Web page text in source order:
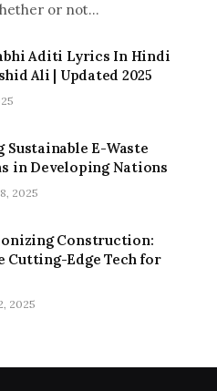
or not…
Aditi Lyrics In Hindi
Ali | Updated 2025
Sustainable E-Waste
in Developing Nations
2025
Construction:
Cutting-Edge Tech for
2025